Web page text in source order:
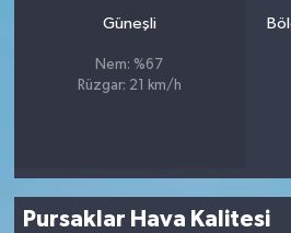
Güneşli
Nem: %67
Rüzgar: 21 km/h
Pursaklar Hava Kalitesi